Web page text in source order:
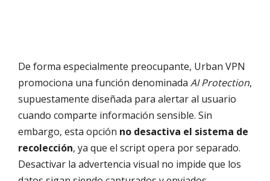
De forma especialmente preocupante, Urban VPN
promociona una función denominada AI Protection,
supuestamente diseñada para alertar al usuario
cuando comparte información sensible. Sin
embargo, esta opción no desactiva el sistema de
recolección, ya que el script opera por separado.
Desactivar la advertencia visual no impide que los